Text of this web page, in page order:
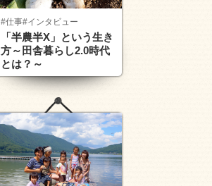
#仕事#インタビュー
「半農半X」という生き
方～田舎暮らし2.0時代
とは？～